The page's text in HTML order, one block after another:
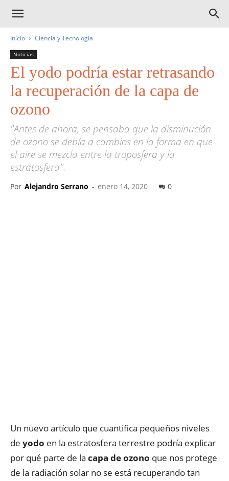
Inicio Ciencia y Tecnología
Noticias
El yodo podría estar retrasando
la recuperación de la capa de
ozono
"Antes de ahora, se pensaba que la disminución
de ozono se debía a cambios en la forma en que
el aire se mezcla entre la troposfera y la
estratosfera".
Por Alejandro Serrano - enero 14, 2020 0
Un nuevo artículo que cuantifica pequeños niveles
de yodo en la estratosfera terrestre podría explicar
por qué parte de la capa de ozono que nos protege
de la radiación solar no se está recuperando tan